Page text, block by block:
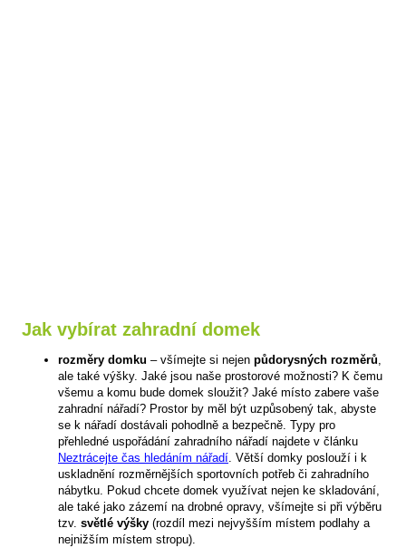
Jak vybírat zahradní domek
rozměry domku – všímejte si nejen půdorysných rozměrů,
ale také výšky. Jaké jsou naše prostorové možnosti? K čemu
všemu a komu bude domek sloužit? Jaké místo zabere vaše
zahradní nářadí? Prostor by měl být uzpůsobený tak, abyste
se k nářadí dostávali pohodlně a bezpečně. Typy pro
přehledné uspořádání zahradního nářadí najdete v článku
Neztrácejte čas hledáním nářadí. Větší domky poslouží i k
uskladnění rozměrnějších sportovních potřeb či zahradního
nábytku. Pokud chcete domek využívat nejen ke skladování,
ale také jako zázemí na drobné opravy, všímejte si při výběru
tzv. světlé výšky (rozdíl mezi nejvyšším místem podlahy a
nejnižším místem stropu).